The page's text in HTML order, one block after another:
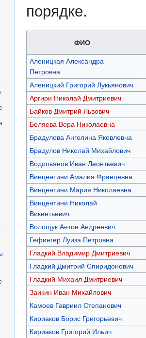
порядке.
ФИО
Аленицкая Александра
Петровна
Аленицкий Григорий Лукьянович
Аргири Николай Дмитриевич
Байков Дмитрий Львович
Беляева Вера Николаевна
Брадулова Ангелина Яковлевна
Брадулов Николай Михайлович
Водопьянов Иван Леонтьевич
Винцентини Амалия Францевна
Винцентини Мария Николаевна
Винцентини Николай
Викентьевич
Волощук Антон Андреевич
Гефингер Луиза Петровна
Гладкий Владимир Дмитриевич
Гладкий Дмитрий Спиридонович
Гладкий Михаил Дмитриевич
Заикин Иван Михайлович
Камоев Гавриил Степанович
Кириаков Борис Григорьевич
Кириаков Григорий Ильич